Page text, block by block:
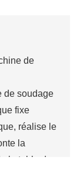
de
de soudage
fixe
réalise le
la
la table de